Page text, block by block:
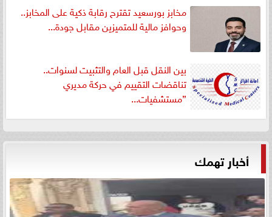
مخابز بورسعيد تقترح رقابة ذكية على المخابز..
وحوافز مالية للمتميزين مقابل جودة...
بين النقل قبل العام والتثبيت لسنوات..
تناقضات التقييم في حركة مديري
”مستشفيات...
أخبار تهمك